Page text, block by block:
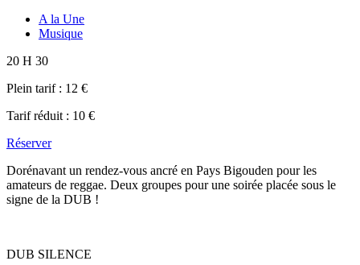
A la Une
Musique
20 H 30
Plein tarif : 12 €
Tarif réduit : 10 €
Réserver
Dorénavant un rendez-vous ancré en Pays Bigouden pour les
amateurs de reggae. Deux groupes pour une soirée placée sous le
signe de la DUB !
DUB SILENCE